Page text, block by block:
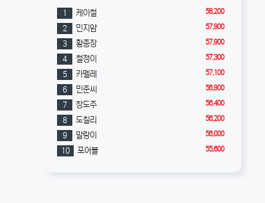
58,200
1 케이철
57,900
2 민지얌
57,900
3 황총장
57,300
4 철정이
57,100
5 카멜레
56,900
6 민준씨
56,400
7 창도주
56,200
8 도칠리
56,000
9 말랑이
55,600
10 포어블